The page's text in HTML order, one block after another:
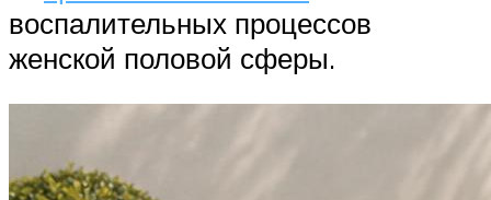
воспалительных процессов
женской половой сферы.